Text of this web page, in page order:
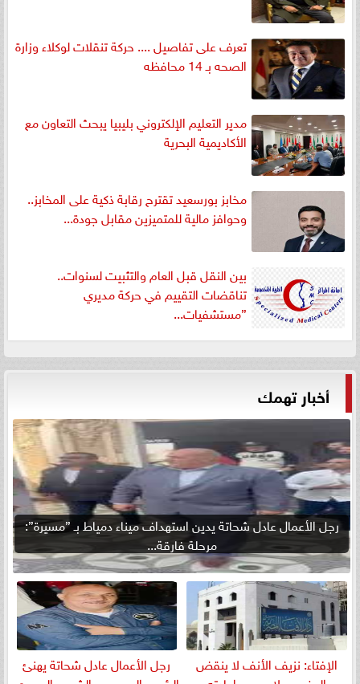
تعرف على تفاصيل .... حركة تنقلات لوكلاء وزارة
الصحه بـ 14 محافظه
مدير التعليم الإلكتروني بليبيا يبحث التعاون مع
الأكاديمية البحرية
مخابز بورسعيد تقترح رقابة ذكية على المخابز..
وحوافز مالية للمتميزين مقابل جودة...
بين النقل قبل العام والتثبيت لسنوات..
تناقضات التقييم في حركة مديري
”مستشفيات...
أخبار تهمك
رجل الأعمال عادل شحاتة يدين استهداف ميناء دمياط بـ ”مسيرة”:
مرحلة فارقة...
الإفتاء: نزيف الأنف لا ينقض
رجل الأعمال عادل شحاتة يهنئ